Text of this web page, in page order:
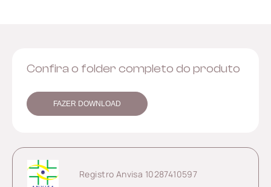
Confira o folder completo do produto
FAZER DOWNLOAD
Registro Anvisa 10287410597